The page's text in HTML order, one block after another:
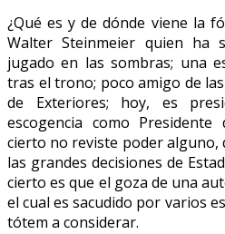
¿Qué es y de dónde viene la
Walter Steinmeier quien ha
jugado en las sombras; una
tras el trono; poco amigo de
de Exteriores; hoy, es
escogencia como
cierto no reviste poder alguno,
las grandes decisiones de
cierto es que el goza de una
el cual es sacudido por varios
tótem a considerar.